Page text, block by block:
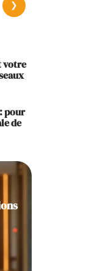
votre
pour
de